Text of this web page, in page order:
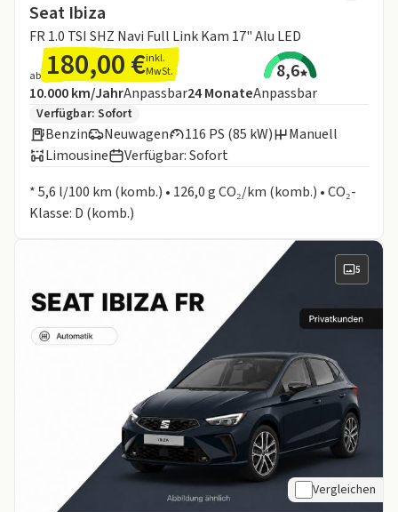
Seat Ibiza
FR 1.0 TSI SHZ Navi Full Link Kam 17" Alu LED
ab 180,00 €inkl.
MwSt.
8,6
Angebotsdetails:
Inklusive Laufleistung
10.000 km/JahrAnpassbarLaufzeit
24MonateAnpassbar
Zusätzliche Fahrzeuginformationen:
Verfügbar: Sofort
Benzin Neuwagen 116 PS (85 kW)
Manuell
Limousine
Verfügbar: Sofort
* 5,6 l/100 km (komb.) • 126,0 g CO₂/km (komb.) • CO₂-
Klasse: D (komb.)
5
Vergleichen